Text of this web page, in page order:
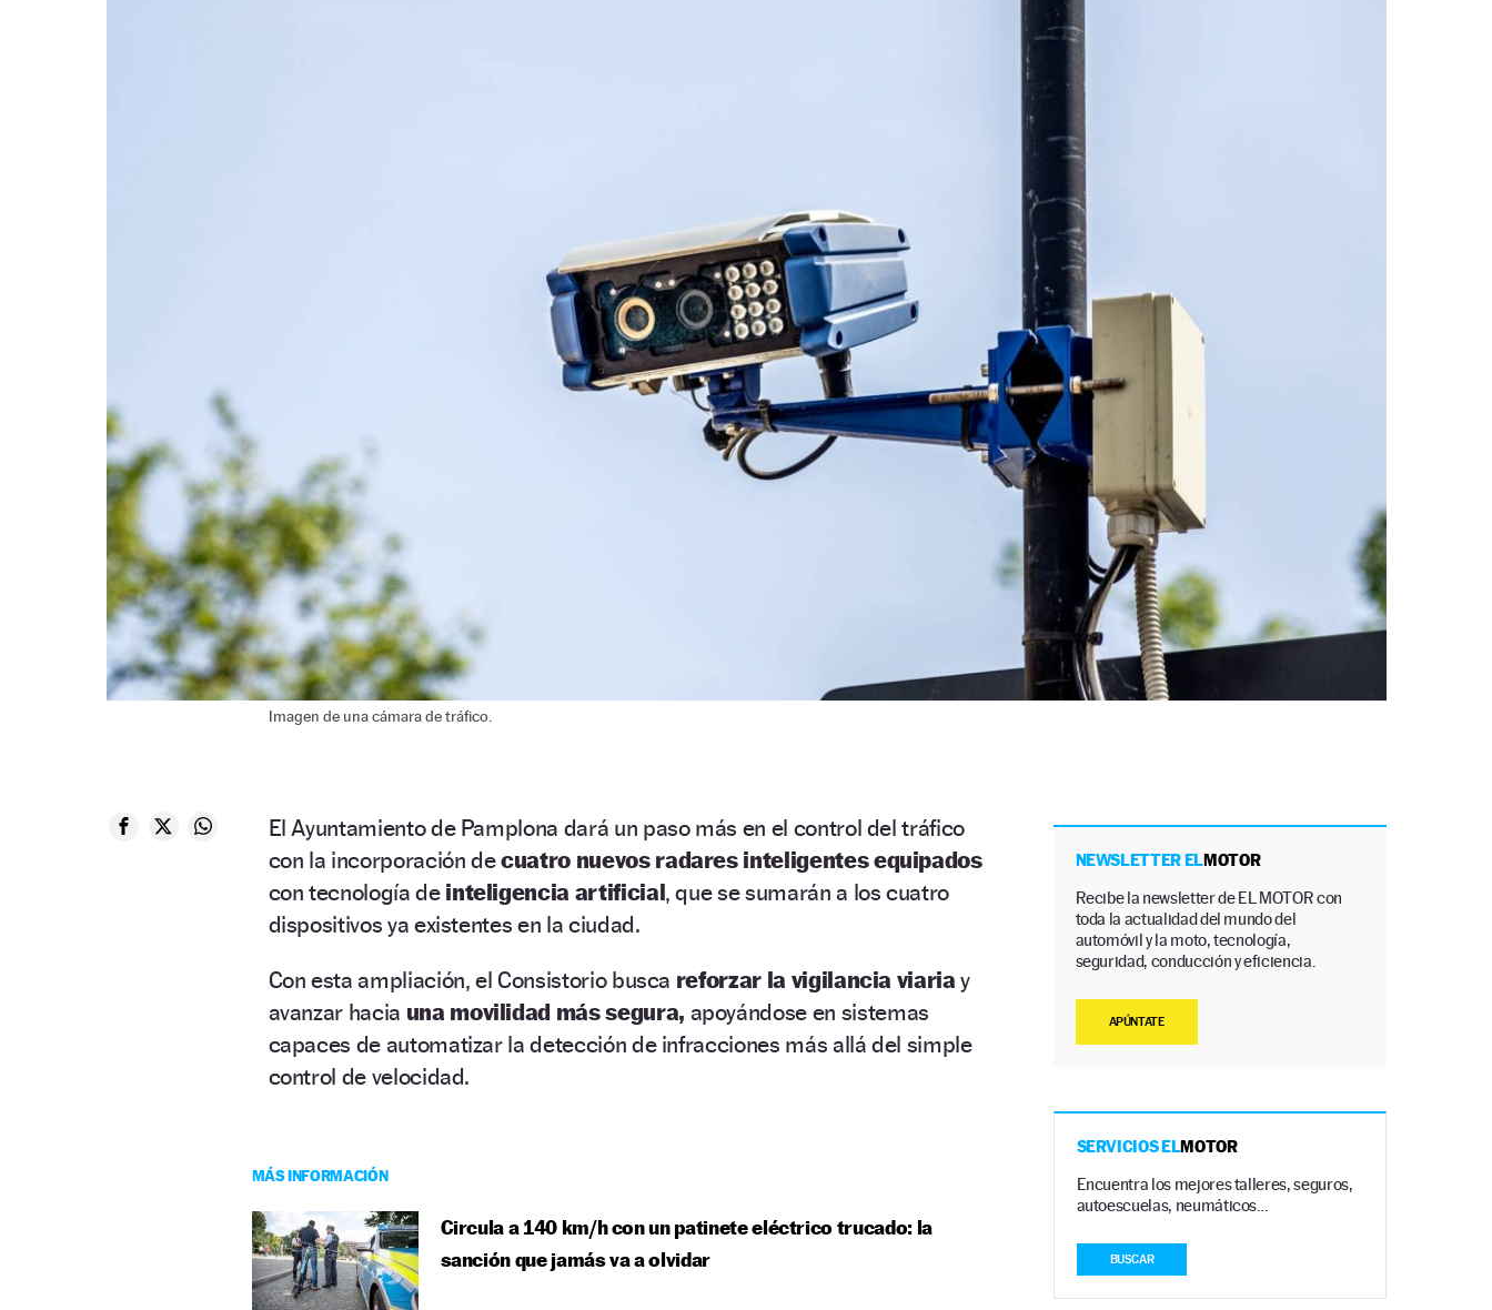
Imagen de una cámara de tráfico.
El Ayuntamiento de Pamplona dará un paso más en el control del tráfico
con la incorporación decuatro nuevos radares inteligentes equipados
con tecnología de inteligencia artificial, que se sumarán a los cuatro
dispositivos ya existentes en la ciudad.
Con esta ampliación, el Consistorio busca reforzar la vigilancia viariay
avanzar hacia una movilidad más segura, apoyándose en sistemas
capaces de automatizar la detección de infracciones más allá del simple
control de velocidad.
MÁS INFORMACIÓN
Circula a 140 km/h con un patinete eléctrico trucado: la
sanción que jamás va a olvidar
NEWSLETTER ELMOTOR
Recibe la newsletter de EL MOTOR con
toda la actualidad del mundo del
automóvil y la moto, tecnología,
seguridad, conducción y eficiencia.
APÚNTATE
SERVICIOS ELMOTOR
Encuentra los mejores talleres, seguros,
autoescuelas, neumáticos…
BUSCAR